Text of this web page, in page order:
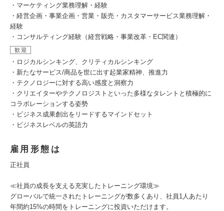
・マーケティング業務理解・経験
・経営企画・事業企画・営業・販売・カスタマーサービス業務理解・
経験
・コンサルティング経験（経営戦略・事業改革・EC関連）
歓迎
・ロジカルシンキング、クリティカルシンキング
・新たなサービス/商品を世に出す起業家精神、推進力
・テクノロジーに対する高い感度と洞察力
・クリエイターやテクノロジストといった多様なタレントと積極的に
コラボレーションする姿勢
・ビジネス成果創出をリードするマインドセット
・ビジネスレベルの英語力
雇用形態は
正社員
≪社員の成長を支える充実したトレーニング環境≫
グローバルで統一されたトレーニングが数多くあり、社員1人あたり
年間約15%の時間をトレーニングに投資いただけます。